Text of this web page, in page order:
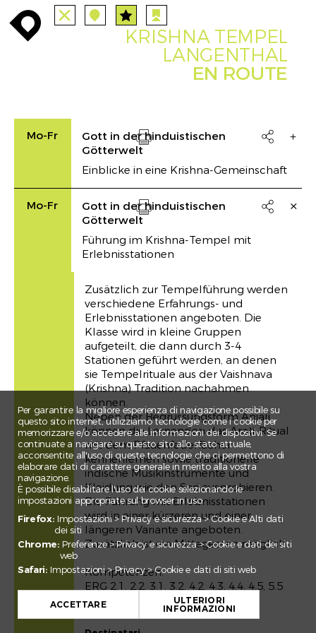
enroute enroute TUTTE station STAZIONI
agenda FILTRO enroute INFO
+
close station angebote anreise
KRISHNA TEMPEL
LANGENTHAL
EN ROUTE
Mo-Fr
Gott in der hinduistischen
Götterwelt

Einblicke in eine Krishna-Gemeinschaft
Mo-Fr
Gott in der hinduistischen
Götterwelt

Führung im Krishna-Tempel mit
Erlebnisstationen
Zusätzlich zur Tempelführung werden
verschiedene Erfahrungs- und
Erlebnisstationen angeboten. Die
Klasse wird in kleine Gruppen
aufgeteilt, die dann durch 3-4
Stationen geführt werden, an denen
sie Tempelrituale aus der Vaishnava
(Krishna) Tradition nachahmen
können.
Neben der Begrüssungsform Anjali
können die Lernenden das Arati-Ritual
mit dem Pfauenfederfächer
kennenlernen sowie traditionelle
indische Musikinstrumente und
Kleidung wie den Sari ausprobieren.
Die Führung mit Erlebnisstationen
wird in einer kürzeren und einer
längeren Variante angeboten.
Zusätzlich ist ein Mittagessen möglich.
Kompetenzen:
ERG 2.1, 2.2, 3.1, 3.2, 4.2, 4.3, 4.4, 4.5, 5.5
RZG 5.1, 8.2
Per garantire la migliore esperienza di navigazione possibile su
questo sito internet, utilizziamo tecnologie come i cookie per
memorizzare e/o accedere alle informazioni dei dispositivi. Se
continuate a navigare su questo sito allo stato attuale,
acconsentite all'uso di queste tecnologie che ci permettono di
elaborare dati di carattere generale in merito alla vostra
navigazione.
È possibile disabilitare l'uso dei cookie selezionando le
impostazioni appropriate sul browser in uso:
Firefox: Impostazioni > Privacy e sicurezza > Cookie e Alti dati
dei siti
Chrome: Preferenze > Privacy e sicurezza > Cookie e dati dei siti
web
Safari: Impostazioni > Privacy > Cookie e dati di siti web
ACCETTARE ULTERIORI
INFORMAZIONI